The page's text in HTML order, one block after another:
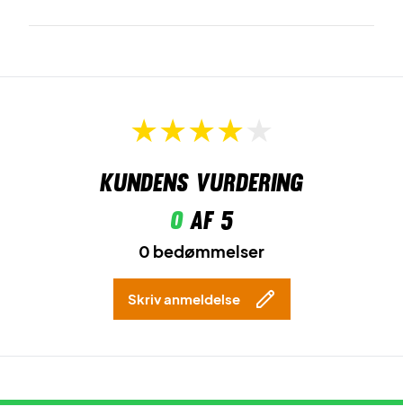
Kundens vurdering
0af 5
0 bedømmelser
Skriv anmeldelse